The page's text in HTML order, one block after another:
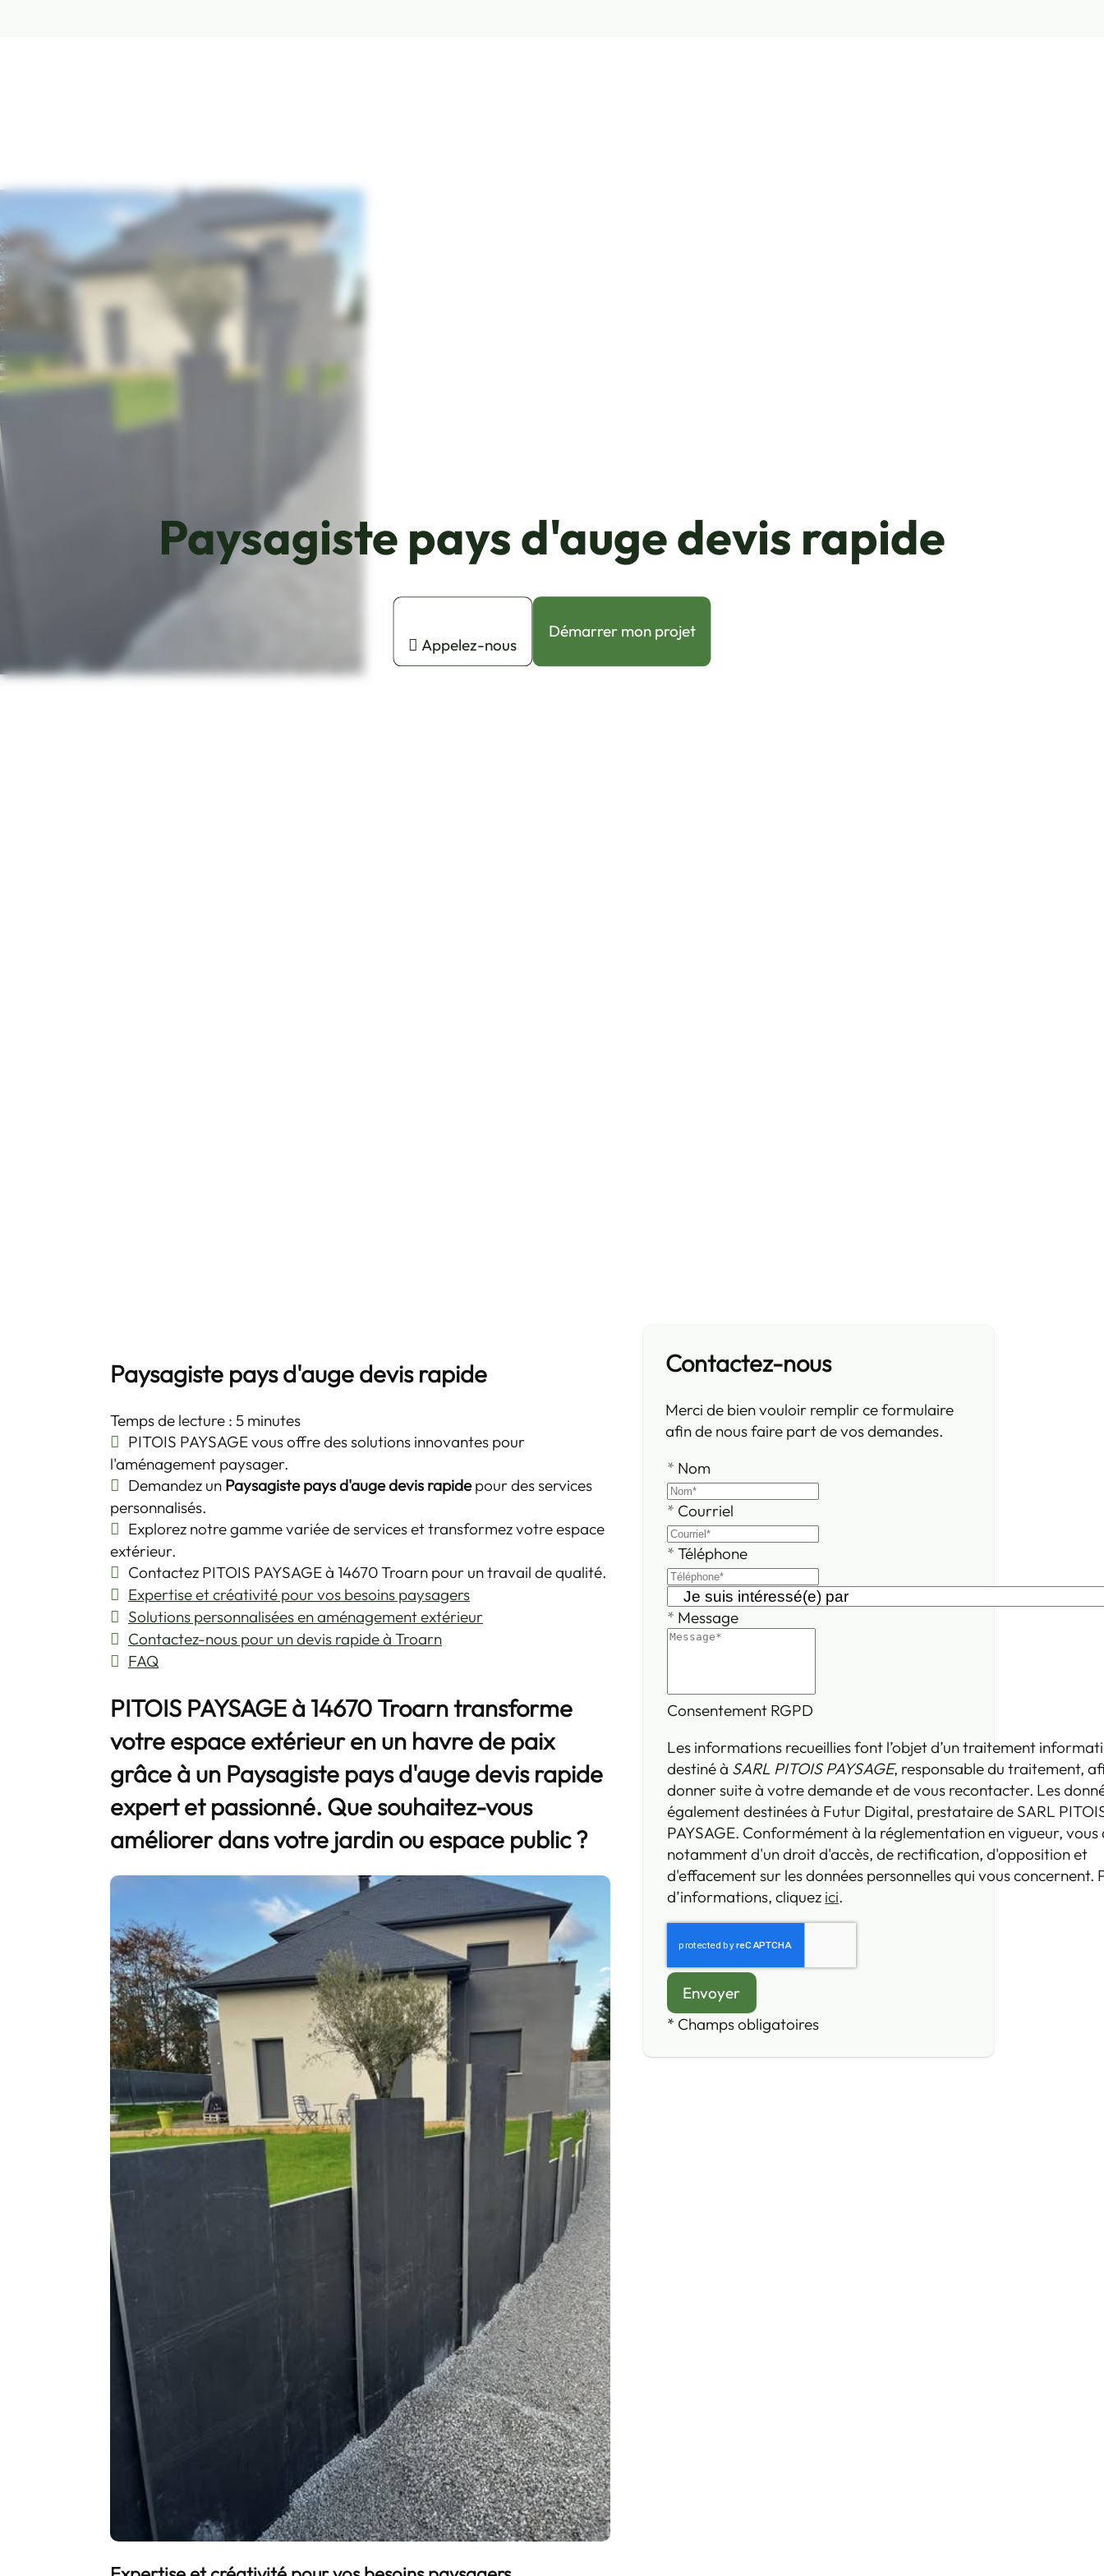
Paysagiste pays d'auge devis rapide
Appelez-nous
Démarrer mon projet
Paysagiste pays d'auge devis rapide
Temps de lecture : 5 minutes
PITOIS PAYSAGE vous offre des solutions innovantes pour
l'aménagement paysager.
Demandez un Paysagiste pays d'auge devis rapidepour des services
personnalisés.
Explorez notre gamme variée de services et transformez votre espace
extérieur.
Contactez PITOIS PAYSAGE à 14670 Troarn pour un travail de qualité.
Expertise et créativité pour vos besoins paysagers
Solutions personnalisées en aménagement extérieur
Contactez-nous pour un devis rapide à Troarn
FAQ
PITOIS PAYSAGE à 14670 Troarn transforme
votre espace extérieur en un havre de paix
grâce à un Paysagiste pays d'auge devis rapide
expert et passionné. Que souhaitez-vous
améliorer dans votre jardin ou espace public ?
Contactez-nous
Merci de bien vouloir remplir ce formulaire
afin de nous faire part de vos demandes.
* Nom
* Courriel
*Téléphone
* Message
Consentement RGPD
Les informations recueillies font l’objet d’un traitement
destiné à SARL PITOIS PAYSAGE, responsable du traitement,
donner suite à votre demande et de vous recontacter. Les
également destinées à Futur Digital, prestataire de SARL
PAYSAGE. Conformément à la réglementation en vigueur, vous
notamment d'un droit d'accès, de rectification, d'opposition et
d'effacement sur les données personnelles qui vous concernent.
d’informations, cliquez ici.
* Champs obligatoires